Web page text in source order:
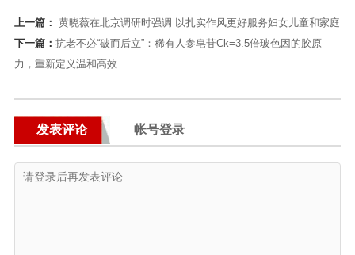
上一篇： 黄晓薇在北京调研时强调 以扎实作风更好服务妇女儿童和家庭
下一篇： 抗老不必“破而后立”：稀有人参皂苷Ck=3.5倍玻色因的胶原
力，重新定义温和高效
发表评论 帐号登录